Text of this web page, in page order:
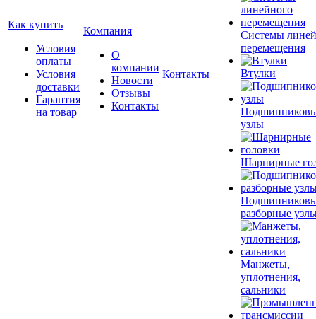
Как купить
Условия
оплаты
Условия
доставки
Гарантия
на товар
Компания
О
компании
Новости
Отзывы
Контакты
Контакты
Системы
перемещения
Втулки
узлы
Шарнирные
разборные
Манжеты,
уплотнения,
сальники